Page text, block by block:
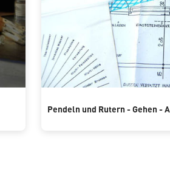
Pendeln und Rutern - Gehen -